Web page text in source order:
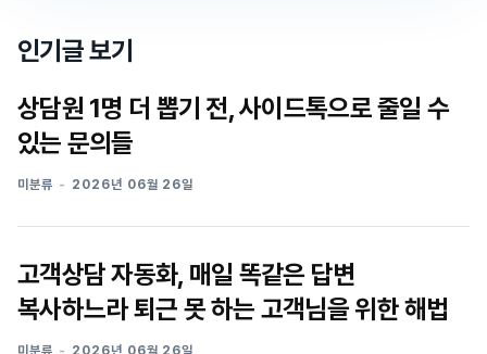
인기글 보기
상담원 1명 더 뽑기 전, 사이드톡으로 줄일 수
있는 문의들
미분류 2026년 06월 26일
고객상담 자동화, 매일 똑같은 답변
복사하느라 퇴근 못 하는 고객님을 위한 해법
미분류 2026년 06월 26일